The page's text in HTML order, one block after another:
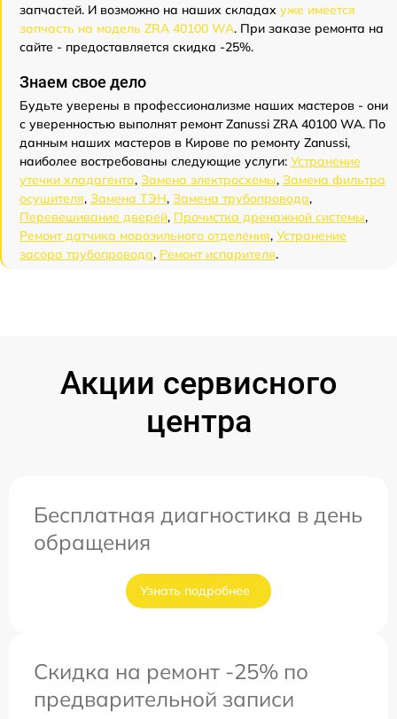
запчастей. И возможно на наших складах уже имеется
запчасть на модель ZRA 40100 WA. При заказе ремонта на
сайте - предоставляется скидка -25%.
Знаем свое дело
Будьте уверены в профессионализме наших мастеров - они
с уверенностью выполнят ремонт Zanussi ZRA 40100 WA. По
данным наших мастеров в Кирове по ремонту Zanussi,
наиболее востребованы следующие услуги: Устранение
утечки хладагента, Замена электросхемы, Замена фильтра
осушителя, Замена ТЭН, Замена трубопровода,
Перевешивание дверей, Прочистка дренажной системы,
Ремонт датчика морозильного отделения, Устранение
засора трубопровода, Ремонт испарителя.
Акции сервисного
центра
Бесплатная диагностика в день
обращения
Узнать подробнее
Скидка на ремонт -25% по
предварительной записи